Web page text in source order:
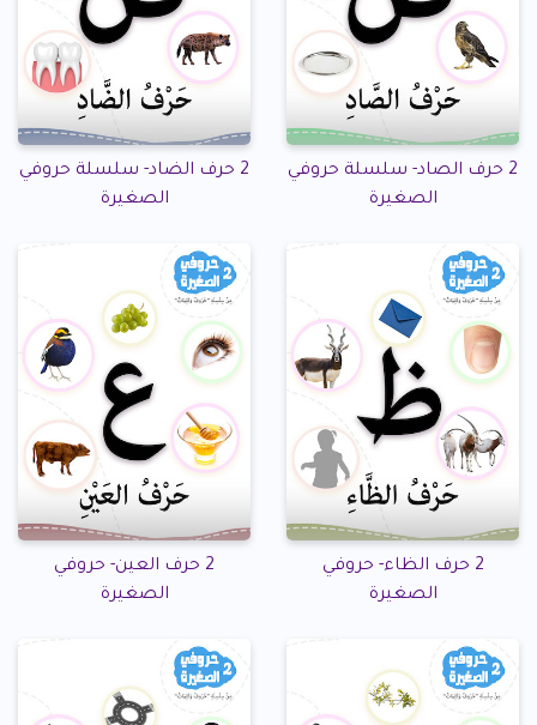
2 حرف الصاد- سلسلة حروفي
الصغيرة
2 حرف الضاد- سلسلة حروفي
الصغيرة
2 حرف الظاء- حروفي
الصغيرة
2 حرف العين- حروفي
الصغيرة